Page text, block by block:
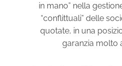
in mano” nella
“conflittuali” delle
quotate, in una
garanzia molto